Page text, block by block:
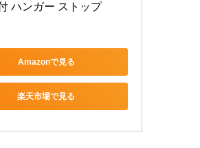
ハンガー ストップ
Amazonで見る
楽天市場で見る